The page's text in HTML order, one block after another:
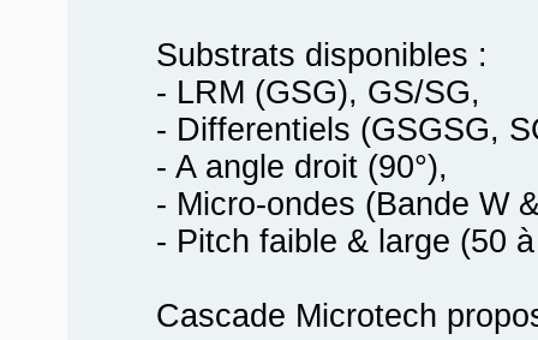
Substrats disponibles :
- LRM (GSG), GS/SG,
- Differentiels (GSGSG,
- A angle droit (90°),
- Micro-ondes (Bande W
- Pitch faible & large (50
Cascade Microtech